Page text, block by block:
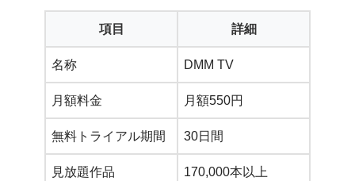
項目 詳細
名称 DMM TV
月額料金 月額550円
無料トライアル期間 30日間
見放題作品 170,000本以上